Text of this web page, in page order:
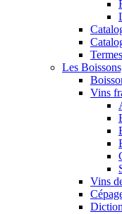
Les
Vins
Vins